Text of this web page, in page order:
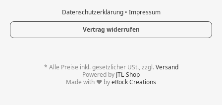
Datenschutzerklärung • Impressum
Vertrag widerrufen
* Alle Preise inkl. gesetzlicher USt., zzgl.Versand
Powered by JTL-Shop
Made with ♥ byeRock Creations